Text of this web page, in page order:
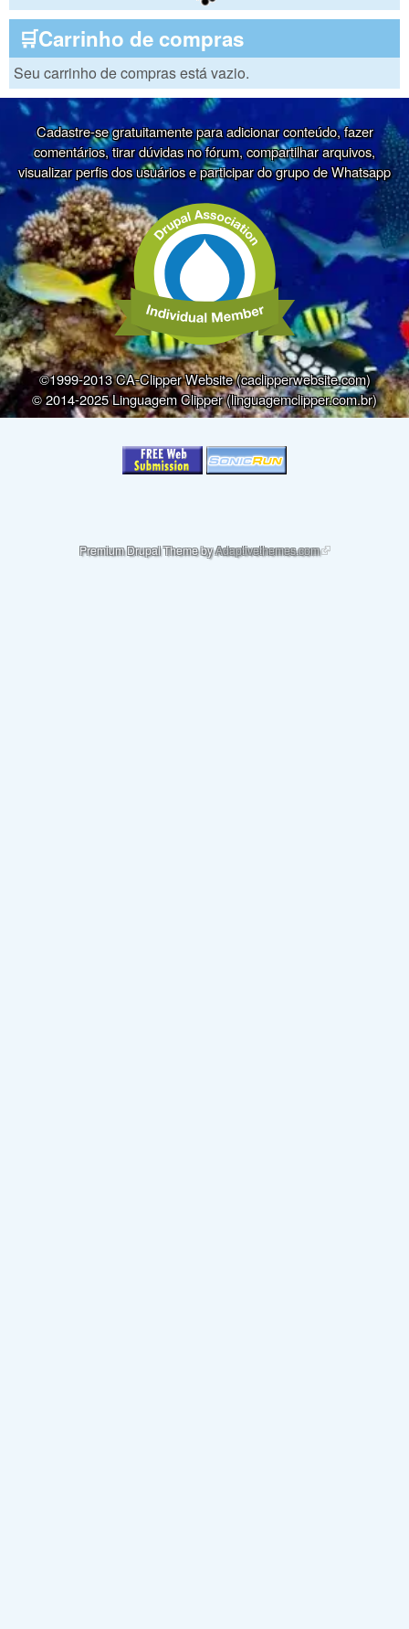
🛒Carrinho de compras
Seu carrinho de compras está vazio.
Cadastre-se gratuitamente para adicionar conteúdo, fazer
comentários, tirar dúvidas no fórum, compartilhar arquivos,
visualizar perfis dos usuários e participar do grupo de Whatsapp
©1999-2013 CA-Clipper Website (caclipperwebsite.com)
© 2014-2025 Linguagem Clipper (linguagemclipper.com.br)
Premium Drupal Theme byAdaptivethemes.com(link is external)